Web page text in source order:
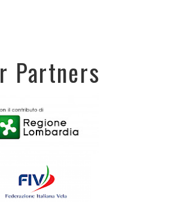
Partners